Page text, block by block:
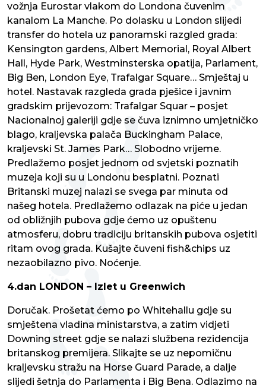
vožnja Eurostar vlakom do Londona čuvenim
kanalom La Manche. Po dolasku u London slijedi
transfer do hotela uz panoramski razgled grada:
Kensington gardens, Albert Memorial, Royal Albert
Hall, Hyde Park, Westminsterska opatija, Parlament,
Big Ben, London Eye, Trafalgar Square… Smještaj u
hotel. Nastavak razgleda grada pješice i javnim
gradskim prijevozom: Trafalgar Squar – posjet
Nacionalnoj galeriji gdje se čuva iznimno umjetničko
blago, kraljevska palača Buckingham Palace,
kraljevski St. James Park… Slobodno vrijeme.
Predlažemo posjet jednom od svjetski poznatih
muzeja koji su u Londonu besplatni. Poznati
Britanski muzej nalazi se svega par minuta od
našeg hotela. Predlažemo odlazak na piće u jedan
od obližnjih pubova gdje ćemo uz opuštenu
atmosferu, dobru tradiciju britanskih pubova osjetiti
ritam ovog grada. Kušajte čuveni fish&chips uz
nezaobilazno pivo. Noćenje.
4.dan LONDON – Izlet u Greenwich
Doručak. Prošetat ćemo po Whitehallu gdje su
smještena vladina ministarstva, a zatim vidjeti
Downing street gdje se nalazi službena rezidencija
britanskog premijera. Slikajte se uz nepomičnu
kraljevsku stražu na Horse Guard Parade, a dalje
slijedi šetnja do Parlamenta i Big Bena. Odlazimo na